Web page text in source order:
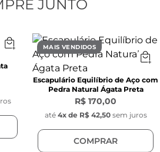
JUNTO
MAIS VENDIDOS
Escapulário Equilíbrio de Aço com
Pedra Natural Ágata Preta
R$ 170,00
até 4x de R$ 42,50 sem juros
COMPRAR